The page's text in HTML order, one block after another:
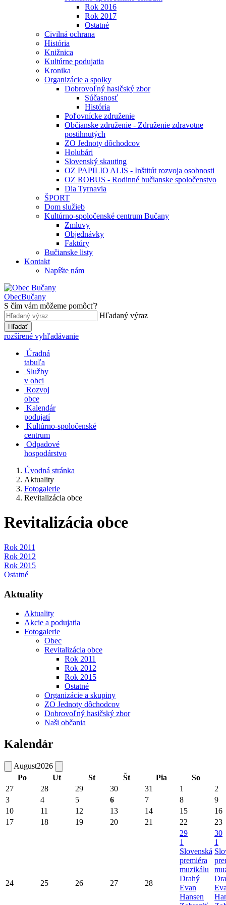
Rok 2016
Rok 2017
Ostatné
Civilná ochrana
História
Knižnica
Kultúrne podujatia
Kronika
Organizácie a spolky
Dobrovoľný hasičský zbor
Súčasnosť
História
Poľovnícke združenie
Občianske združenie - Združenie zdravotne
postihnutých
ZO Jednoty dôchodcov
Holubári
Slovenský skauting
OZ PAPILIO ALIS - Inštitút rozvoja osobnosti
OZ ROBUS - Rodinné bučianske spoločenstvo
Dia Tyrnavia
ŠPORT
Dom služieb
Kultúrno-spoločenské centrum Bučany
Zmluvy
Objednávky
Faktúry
Bučianske listy
Kontakt
Napíšte nám
ObecBučany
S čím vám môžeme pomôcť?
Hľadaný výraz
Hľadať
rozšírené vyhľadávanie
Úradná
tabuľa
Služby
v obci
Rozvoj
obce
Kalendár
podujatí
Kultúrno-spoločenské
centrum
Odpadové
hospodárstvo
Úvodná stránka
Aktuality
Fotogalerie
Revitalizácia obce
Revitalizácia obce
Rok 2011
Rok 2012
Rok 2015
Ostatné
Aktuality
Aktuality
Akcie a podujatia
Fotogalerie
Obec
Revitalizácia obce
Rok 2011
Rok 2012
Rok 2015
Ostatné
Organizácie a skupiny
ZO Jednoty dôchodcov
Dobrovoľný hasičský zbor
Naši občania
Kalendár
August2026
Po
Ut St Št Pia
So
27
28 29 30 31 1
2
3
4 5 6 7 8
9
10
11 12 13 14 15
16
17
18 19 20 21 22 23
24 25 26 27 28
29
1
Slovenská
premiéra
muzikálu
Drahý
Evan
Hansen
30
1